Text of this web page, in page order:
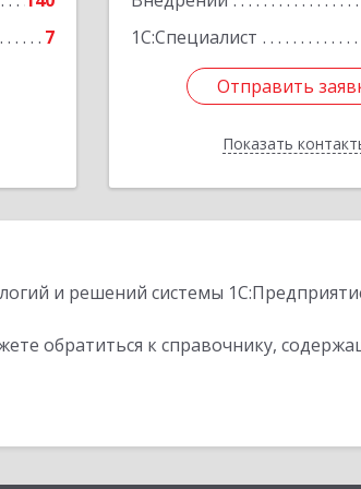
7
1С:Специалист
Отправить
Показать
Отправить
Назад
и решений системы
обратиться к справочнику,